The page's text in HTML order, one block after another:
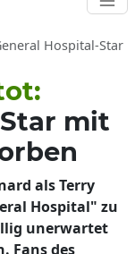
Hospital-Star
mit
als Terry
Hospital" zu
unerwartet
Fans des